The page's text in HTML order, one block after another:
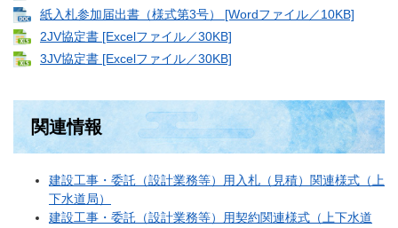
紙入札参加届出書（様式第3号） [Wordファイル／10KB]
2JV協定書 [Excelファイル／30KB]
3JV協定書 [Excelファイル／30KB]
関連情報
建設工事・委託（設計業務等）用入札（見積）関連様式（上
下水道局）
建設工事・委託（設計業務等）用契約関連様式（上下水道